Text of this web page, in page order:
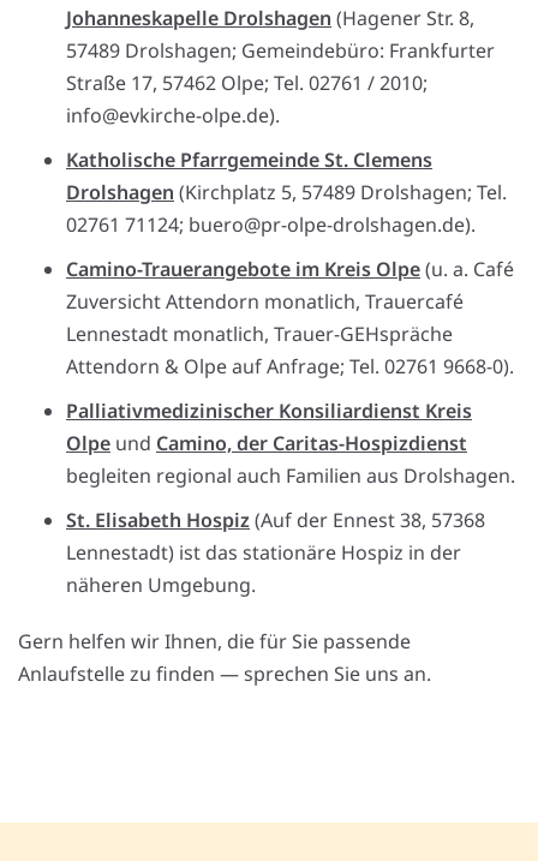
Johanneskapelle Drolshagen (Hagener Str. 8,
57489 Drolshagen; Gemeindebüro: Frankfurter
Straße 17, 57462 Olpe; Tel. 02761 / 2010;
info@evkirche-olpe.de).
Katholische Pfarrgemeinde St. Clemens
Drolshagen (Kirchplatz 5, 57489 Drolshagen; Tel.
02761 71124; buero@pr-olpe-drolshagen.de).
Camino-Trauerangebote im Kreis Olpe(u. a. Café
Zuversicht Attendorn monatlich, Trauercafé
Lennestadt monatlich, Trauer-GEHspräche
Attendorn & Olpe auf Anfrage; Tel. 02761 9668-0).
Palliativmedizinischer Konsiliardienst Kreis
Olpe und Camino, der Caritas-Hospizdienst
begleiten regional auch Familien aus Drolshagen.
St. Elisabeth Hospiz(Auf der Ennest 38, 57368
Lennestadt) ist das stationäre Hospiz in der
näheren Umgebung.
Gern helfen wir Ihnen, die für Sie passende
Anlaufstelle zu finden — sprechen Sie uns an.